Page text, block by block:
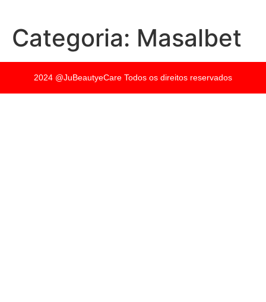
Categoria: Masalbet
2024 @JuBeautyeCare Todos os direitos reservados